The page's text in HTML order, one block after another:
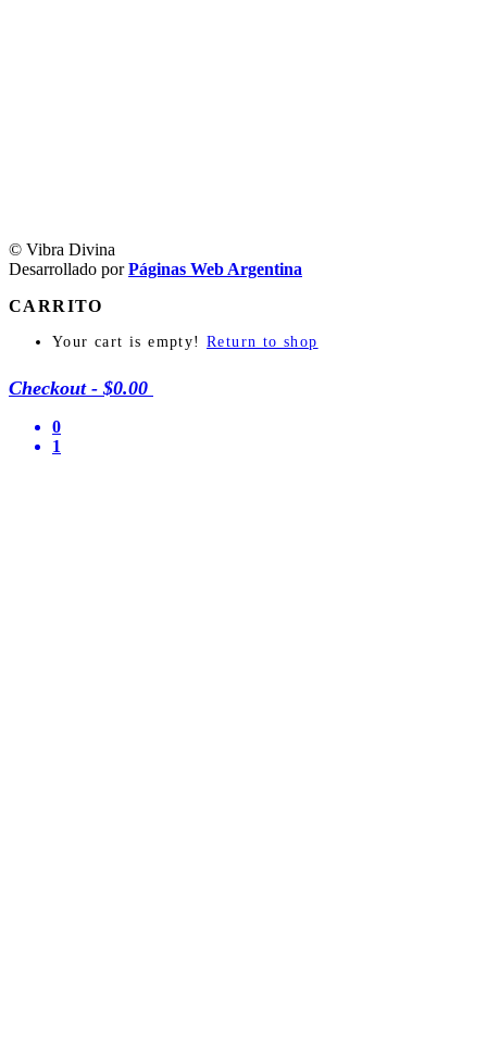
© Vibra Divina
Desarrollado porPáginas Web Argentina
CARRITO
Your cart is empty! Return to shop
Checkout - $0.00
0
1